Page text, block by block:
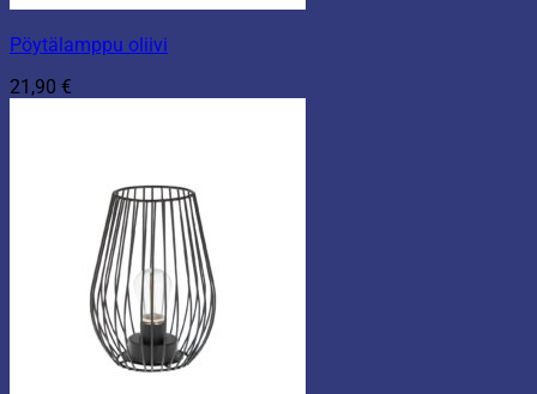
Pöytälamppu oliivi
21,90 €